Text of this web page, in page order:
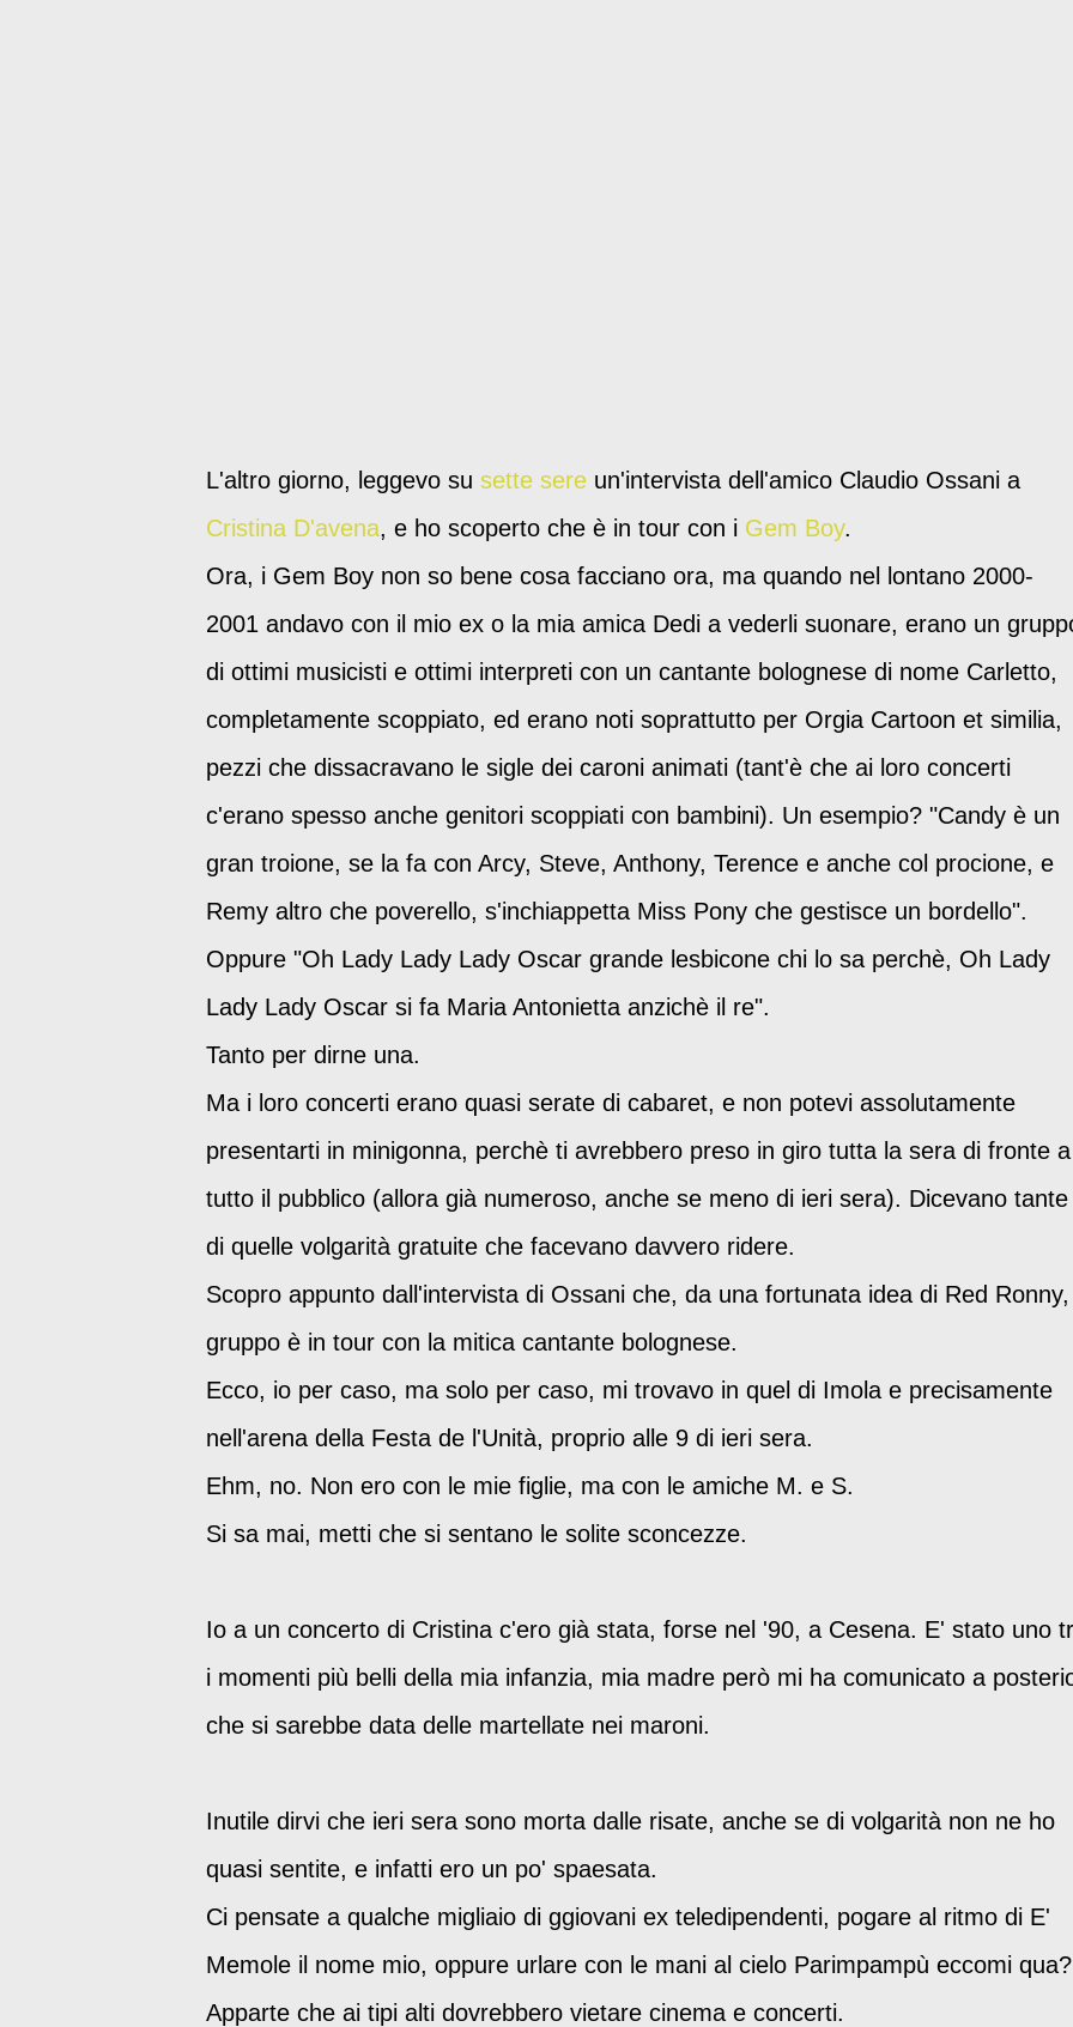
L'altro giorno, leggevo su sette sere un'intervista dell'amico Claudio Ossani a
Cristina D'avena, e ho scoperto che è in tour con i Gem Boy.
Ora, i Gem Boy non so bene cosa facciano ora, ma quando nel lontano 2000-
2001 andavo con il mio ex o la mia amica Dedi a vederli suonare, erano un
di ottimi musicisti e ottimi interpreti con un cantante bolognese di nome Carletto,
completamente scoppiato, ed erano noti soprattutto per Orgia Cartoon et similia,
pezzi che dissacravano le sigle dei caroni animati (tant'è che ai loro concerti
c'erano spesso anche genitori scoppiati con bambini). Un esempio? "Candy è un
gran troione, se la fa con Arcy, Steve, Anthony, Terence e anche col procione, e
Remy altro che poverello, s'inchiappetta Miss Pony che gestisce un bordello".
Oppure "Oh Lady Lady Lady Oscar grande lesbicone chi lo sa perchè, Oh Lady
Lady Lady Oscar si fa Maria Antonietta anzichè il re".
Tanto per dirne una.
Ma i loro concerti erano quasi serate di cabaret, e non potevi assolutamente
presentarti in minigonna, perchè ti avrebbero preso in giro tutta la sera di fronte a
tutto il pubblico (allora già numeroso, anche se meno di ieri sera). Dicevano tante
di quelle volgarità gratuite che facevano davvero ridere.
Scopro appunto dall'intervista di Ossani che, da una fortunata idea di Red
gruppo è in tour con la mitica cantante bolognese.
Ecco, io per caso, ma solo per caso, mi trovavo in quel di Imola e precisamente
nell'arena della Festa de l'Unità, proprio alle 9 di ieri sera.
Ehm, no. Non ero con le mie figlie, ma con le amiche M. e S.
Si sa mai, metti che si sentano le solite sconcezze.
Io a un concerto di Cristina c'ero già stata, forse nel '90, a Cesena. E' stato uno
i momenti più belli della mia infanzia, mia madre però mi ha comunicato a
che si sarebbe data delle martellate nei maroni.
Inutile dirvi che ieri sera sono morta dalle risate, anche se di volgarità non ne ho
quasi sentite, e infatti ero un po' spaesata.
Ci pensate a qualche migliaio di ggiovani ex teledipendenti, pogare al ritmo di E'
Memole il nome mio, oppure urlare con le mani al cielo Parimpampù eccomi qua?
Apparte che ai tipi alti dovrebbero vietare cinema e concerti.